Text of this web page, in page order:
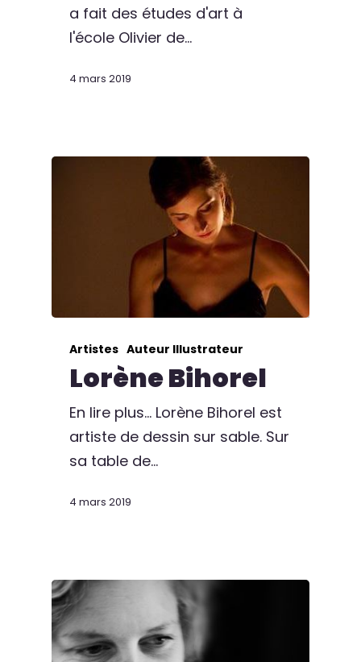
a fait des études d'art à
l'école Olivier de…
4 mars 2019
Artistes Auteur Illustrateur
Lorène Bihorel
En lire plus... Lorène Bihorel est
artiste de dessin sur sable. Sur
sa table de…
4 mars 2019